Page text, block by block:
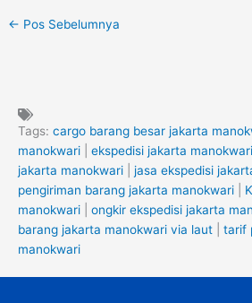
← Pos Sebelumnya
Tags: cargo barang besar jakarta
manokwari
ekspedisi jakarta manokwari
jakarta manokwari
jasa ekspedisi
pengiriman barang jakarta manokwari
manokwari
ongkir ekspedisi jakarta
barang jakarta manokwari via laut
tarif
manokwari